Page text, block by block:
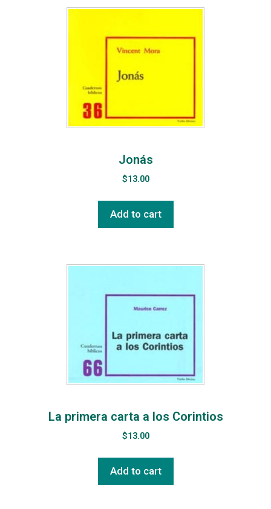
Jonás
$13.00
Add to cart
La primera carta a los Corintios
$13.00
Add to cart